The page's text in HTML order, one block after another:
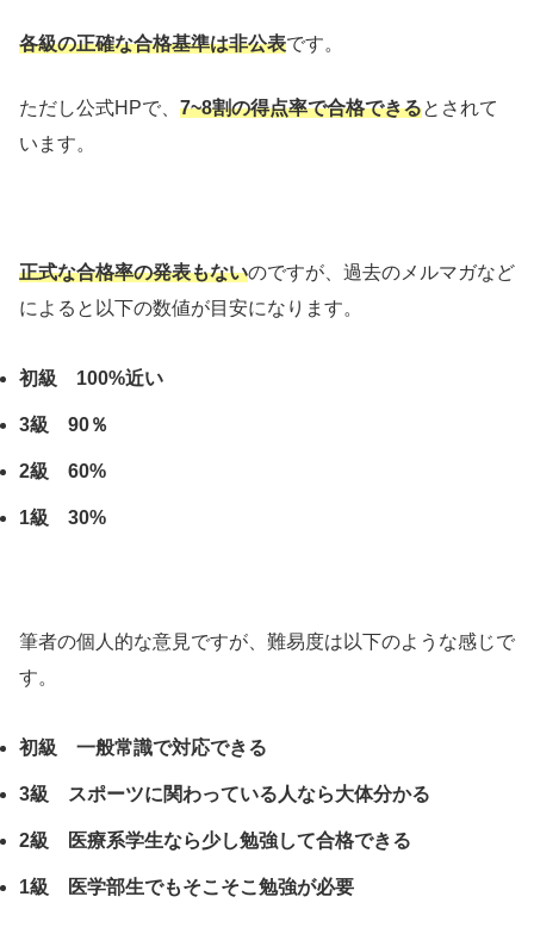
各級の正確な合格基準は非公表です。
ただし公式HPで、 7~8割の得点率で合格できるとされて
います。
正式な合格率の発表もないのですが、過去のメルマガなど
によると以下の数値が目安になります。
初級 100%近い
3級 90％
2級 60%
1級 30%
筆者の個人的な意見ですが、難易度は以下のような感じで
す。
初級 一般常識で対応できる
3級 スポーツに関わっている人なら大体分かる
2級 医療系学生なら少し勉強して合格できる
1級 医学部生でもそこそこ勉強が必要